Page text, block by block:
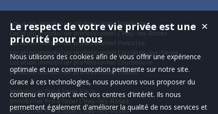
dense, flux véhicule ...
Location immobilier professionnel Bordeaux
Location immobilier professionnel L'Haÿ-les-Roses
Location immobilier professionnel Pontoise
Location immobilier professionnel Carrières-sur-Seine
Location immobilier professionnel Courbevoie
Location immobilier professionnel Chatou
Immobilier Pro à louer Paris
Immobilier Pro à louer L'Haÿ-les-Roses
Immobilier Pro à louer L'Haÿ-les-Roses
✕
Le respect de votre vie privée est une
priorité pour nous
Nous utilisons des cookies afin de vous offrir une expérience
optimale et une communication pertinente sur notre site.
Grace à ces technologies, nous pouvons vous proposer du
contenu en rapport avec vos centres d'intérêt. Ils nous
permettent également d'améliorer la qualité de nos services et